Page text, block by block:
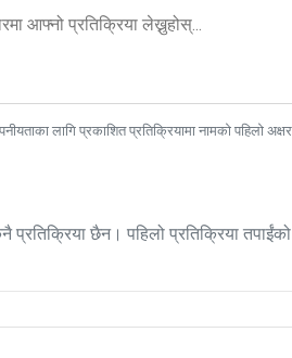
लागि प्रकाशित प्रतिक्रियामा नामको पहिलो
प्रतिक्रिया छैन। पहिलो प्रतिक्रिया